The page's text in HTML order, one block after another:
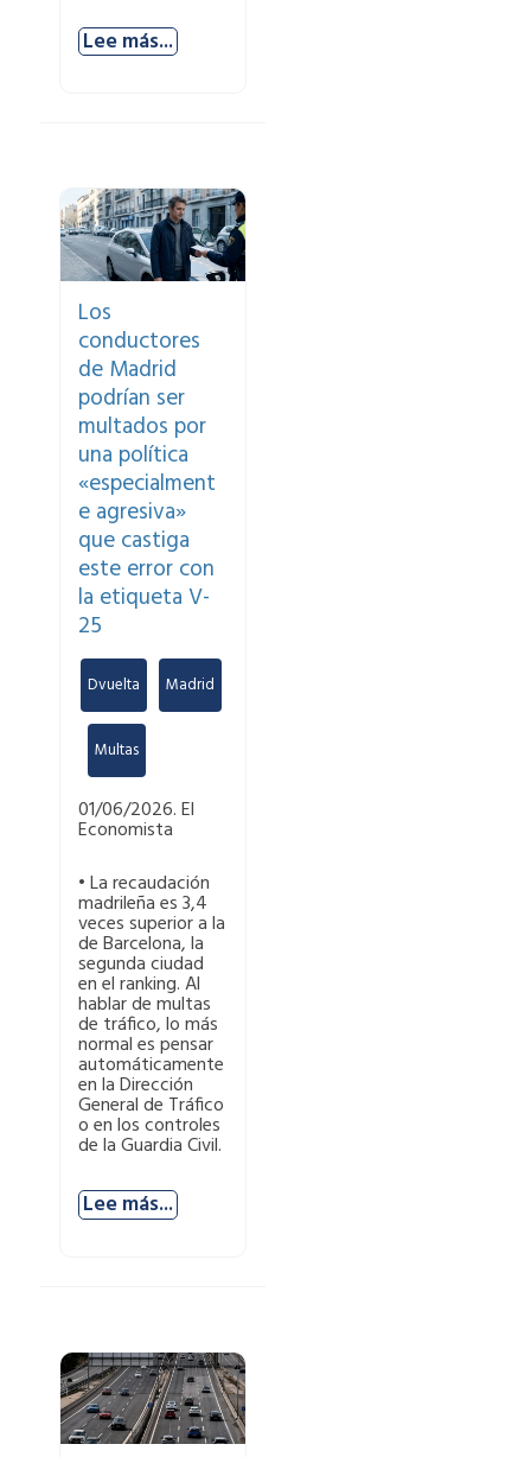
Lee más...
Los
conductores
de Madrid
podrían ser
multados por
una política
«especialment
e agresiva»
que castiga
este error con
la etiqueta V-
25
Dvuelta Madrid
Multas
01/06/2026. El
Economista
• La recaudación
madrileña es 3,4
veces superior a la
de Barcelona, la
segunda ciudad
en el ranking. Al
hablar de multas
de tráfico, lo más
normal es pensar
automáticamente
en la Dirección
General de Tráfico
o en los controles
de la Guardia Civil.
Lee más...